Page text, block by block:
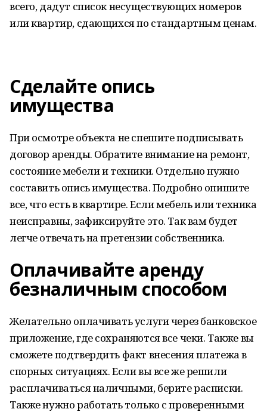
всего, дадут список несуществующих номеров
или квартир, сдающихся по стандартным ценам.
Сделайте опись
имущества
При осмотре объекта не спешите подписывать
договор аренды. Обратите внимание на ремонт,
состояние мебели и техники. Отдельно нужно
составить опись имущества. Подробно опишите
все, что есть в квартире. Если мебель или техника
неисправны, зафиксируйте это. Так вам будет
легче отвечать на претензии собственника.
Оплачивайте аренду
безналичным способом
Желательно оплачивать услуги через банковское
приложение, где сохраняются все чеки. Также вы
сможете подтвердить факт внесения платежа в
спорных ситуациях. Если вы все же решили
расплачиваться наличными, берите расписки.
Также нужно работать только с проверенными